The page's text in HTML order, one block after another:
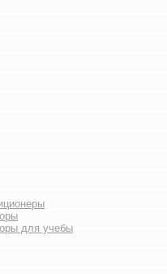
для учебы